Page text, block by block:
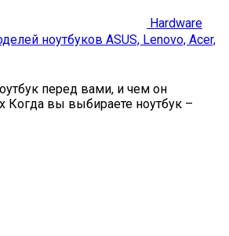
Hardware
ноутбуков ASUS, Lenovo, Acer,
перед вами, и чем он
Когда вы выбираете ноутбук –